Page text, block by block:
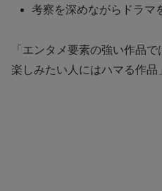
考察を深めながらドラマ
「エンタメ要素の強い作品
楽しみたい人にはハマる作品